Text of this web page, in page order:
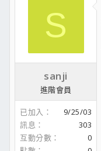
S
sanji
進階會員
已加入
9/25/03
訊息
303
互動分數
0